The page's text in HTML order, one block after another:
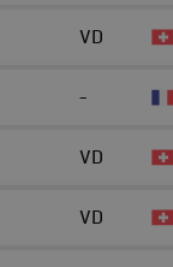
VD
-
VD
VD